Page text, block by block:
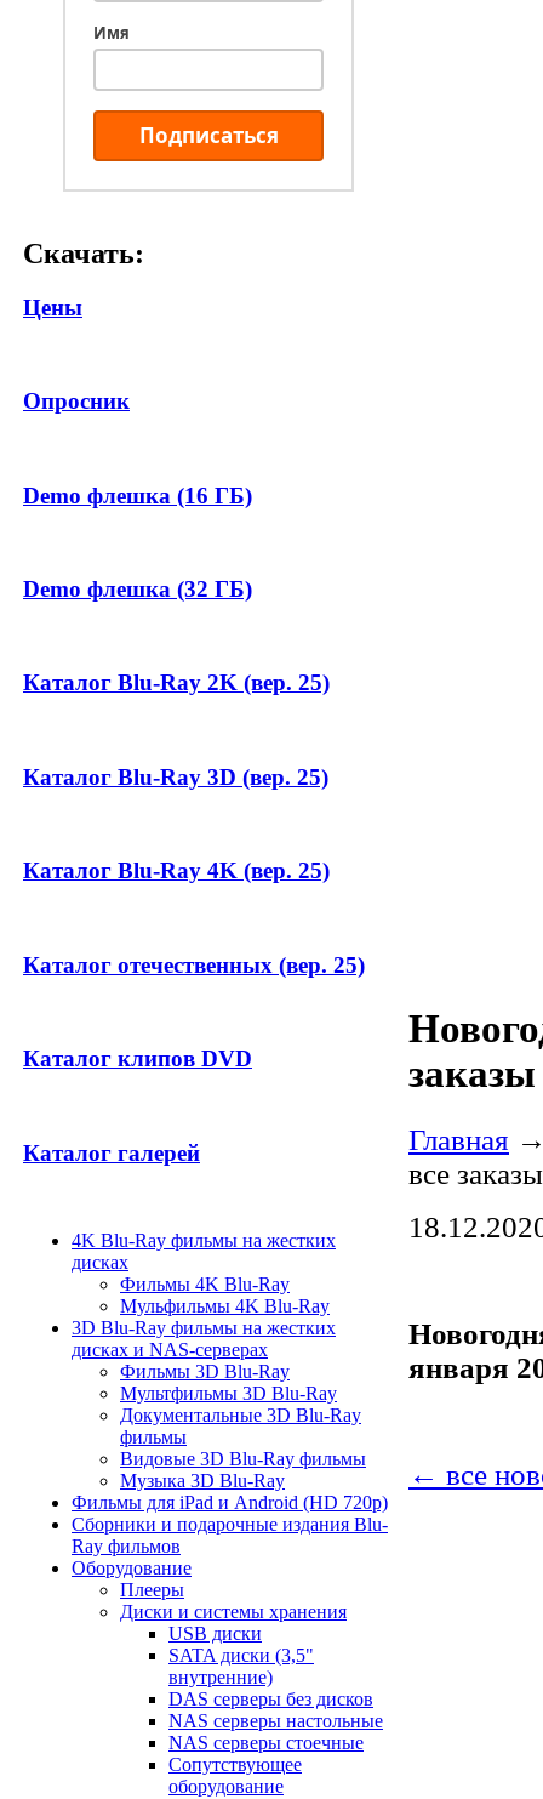
Имя
Подписаться
Скачать:
Цены
Опросник
Demo флешка (16 ГБ)
Demo флешка (32 ГБ)
Каталог Blu-Ray 2K (вер. 25)
Каталог Blu-Ray 3D (вер. 25)
Каталог Blu-Ray 4K (вер. 25)
Каталог отечественных (вер. 25)
Каталог клипов DVD
Каталог галерей
4K Blu-Ray фильмы на жестких
дисках
Фильмы 4K Blu-Ray
Мульфильмы 4K Blu-Ray
3D Blu-Ray фильмы на жестких
дисках и NAS-серверах
Фильмы 3D Blu-Ray
Мультфильмы 3D Blu-Ray
Документальные 3D Blu-Ray
фильмы
Видовые 3D Blu-Ray фильмы
Музыка 3D Blu-Ray
Фильмы для iPad и Android (HD 720p)
Сборники и подарочные издания Blu-
Ray фильмов
Оборудование
Плееры
Диски и системы хранения
USB диски
SATA диски (3,5"
внутренние)
DAS серверы без дисков
NAS серверы настольные
NAS серверы стоечные
Сопутствующее
оборудование
Главная
все
января
← все